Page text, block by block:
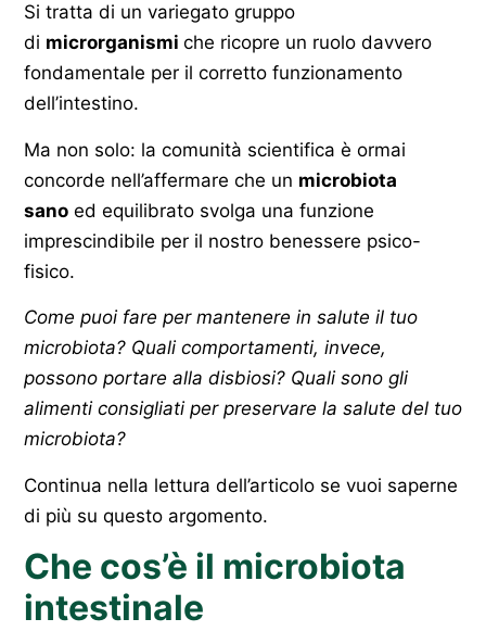
Si tratta di un variegato gruppo
di microrganismi che ricopre un ruolo davvero
fondamentale per il corretto funzionamento
dell’intestino.
Ma non solo: la comunità scientifica è ormai
concorde nell’affermare che un microbiota
sano ed equilibrato svolga una funzione
imprescindibile per il nostro benessere psico-
fisico.
Come puoi fare per mantenere in salute il tuo
microbiota? Quali comportamenti, invece,
possono portare alla disbiosi? Quali sono gli
alimenti consigliati per preservare la salute del tuo
microbiota?
Continua nella lettura dell’articolo se vuoi saperne
di più su questo argomento.
Che cos’è il microbiota
intestinale